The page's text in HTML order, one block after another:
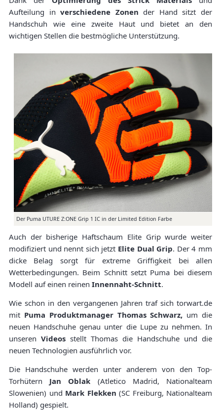
Aufteilung inverschiedene Zonen der Hand sitzt der
Handschuh wie eine zweite Haut und bietet an den
wichtigen Stellen die bestmögliche Unterstützung.
Der Puma UTURE Z:ONE Grip 1 IC in der Limited Edition Farbe
Auch der bisherige Haftschaum Elite Grip wurde weiter
modifiziert und nennt sich jetzt Elite Dual Grip. Der 4 mm
dicke Belag sorgt für extreme Griffigkeit bei allen
Wetterbedingungen. Beim Schnitt setzt Puma bei diesem
Modell auf einen reinen Innennaht-Schnitt.
Wie schon in den vergangenen Jahren traf sich torwart.de
mit Puma Produktmanager Thomas Schwarz, um die
neuen Handschuhe genau unter die Lupe zu nehmen. In
unseren Videos stellt Thomas die Handschuhe und die
neuen Technologien ausführlich vor.
Die Handschuhe werden unter anderem von den Top-
Torhütern Jan Oblak (Atletico Madrid, Nationalteam
Slowenien) und Mark Flekken (SC Freiburg, Nationalteam
Holland) gespielt.